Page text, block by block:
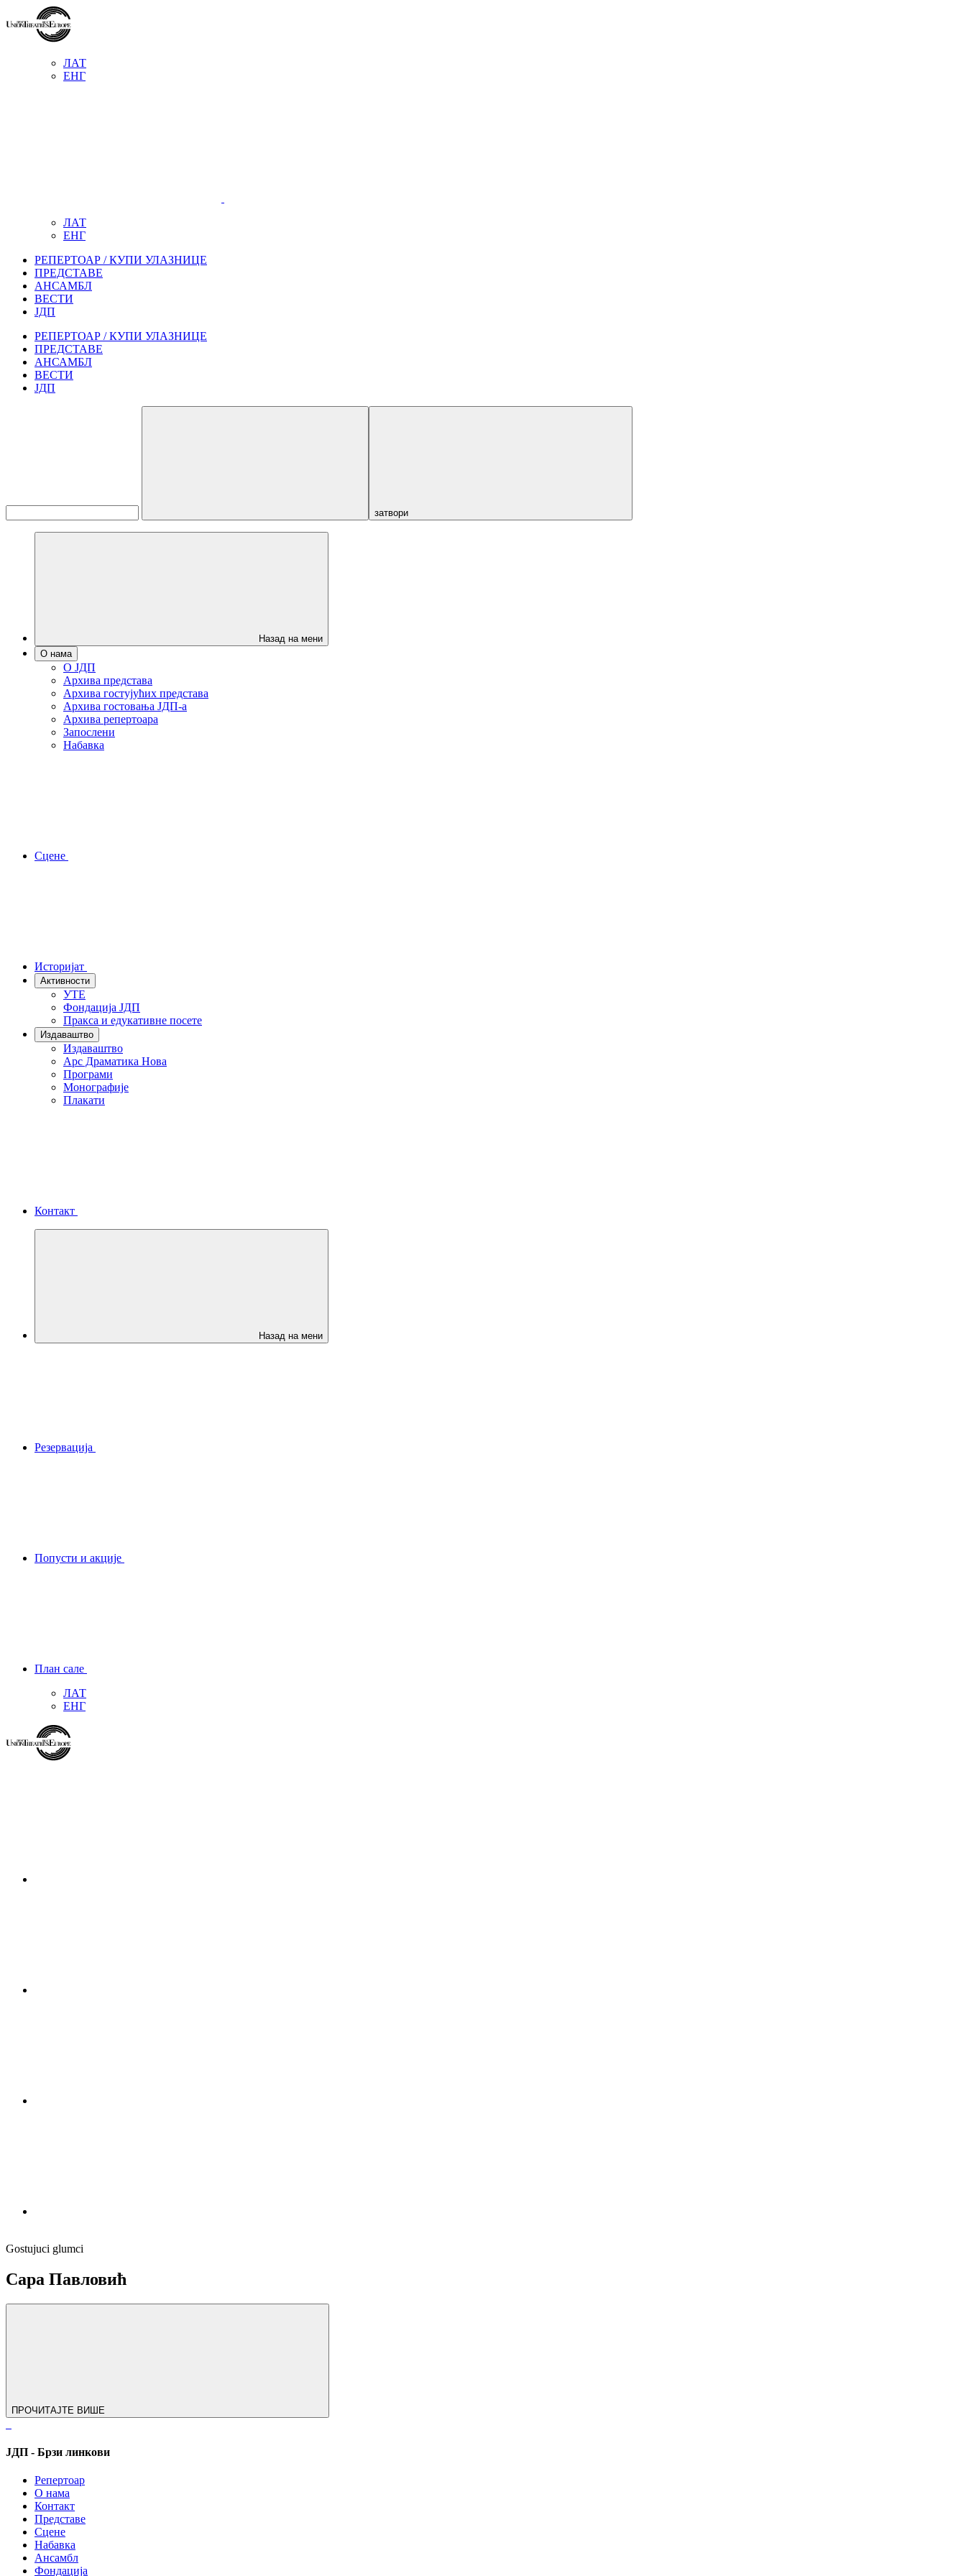
ЛАТ
ЕНГ
ЛАТ
ЕНГ
РЕПЕРТОАР / КУПИ УЛАЗНИЦЕ
ПРЕДСТАВЕ
АНСАМБЛ
ВЕСТИ
ЈДП
РЕПЕРТОАР / КУПИ УЛАЗНИЦЕ
ПРЕДСТАВЕ
АНСАМБЛ
ВЕСТИ
ЈДП
затвори
Назад на мени
О нама
О ЈДП
Архива представа
Архива гостујућих представа
Архива гостовања ЈДП-а
Архива репертоара
Запослени
Набавка
Сцене
Историјат
Активности
УТЕ
Фондација ЈДП
Пракса и едукативне посете
Издаваштво
Издаваштво
Арс Драматика Нова
Програми
Монографије
Плакати
Контакт
Назад на мени
Резервација
Попусти и акције
План сале
ЛАТ
ЕНГ
Gostujuci glumci
Сара Павловић
ПРОЧИТАЈТЕ ВИШЕ
ЈДП - Брзи линкови
Репертоар
О нама
Контакт
Представе
Сцене
Набавка
Ансамбл
Фондација